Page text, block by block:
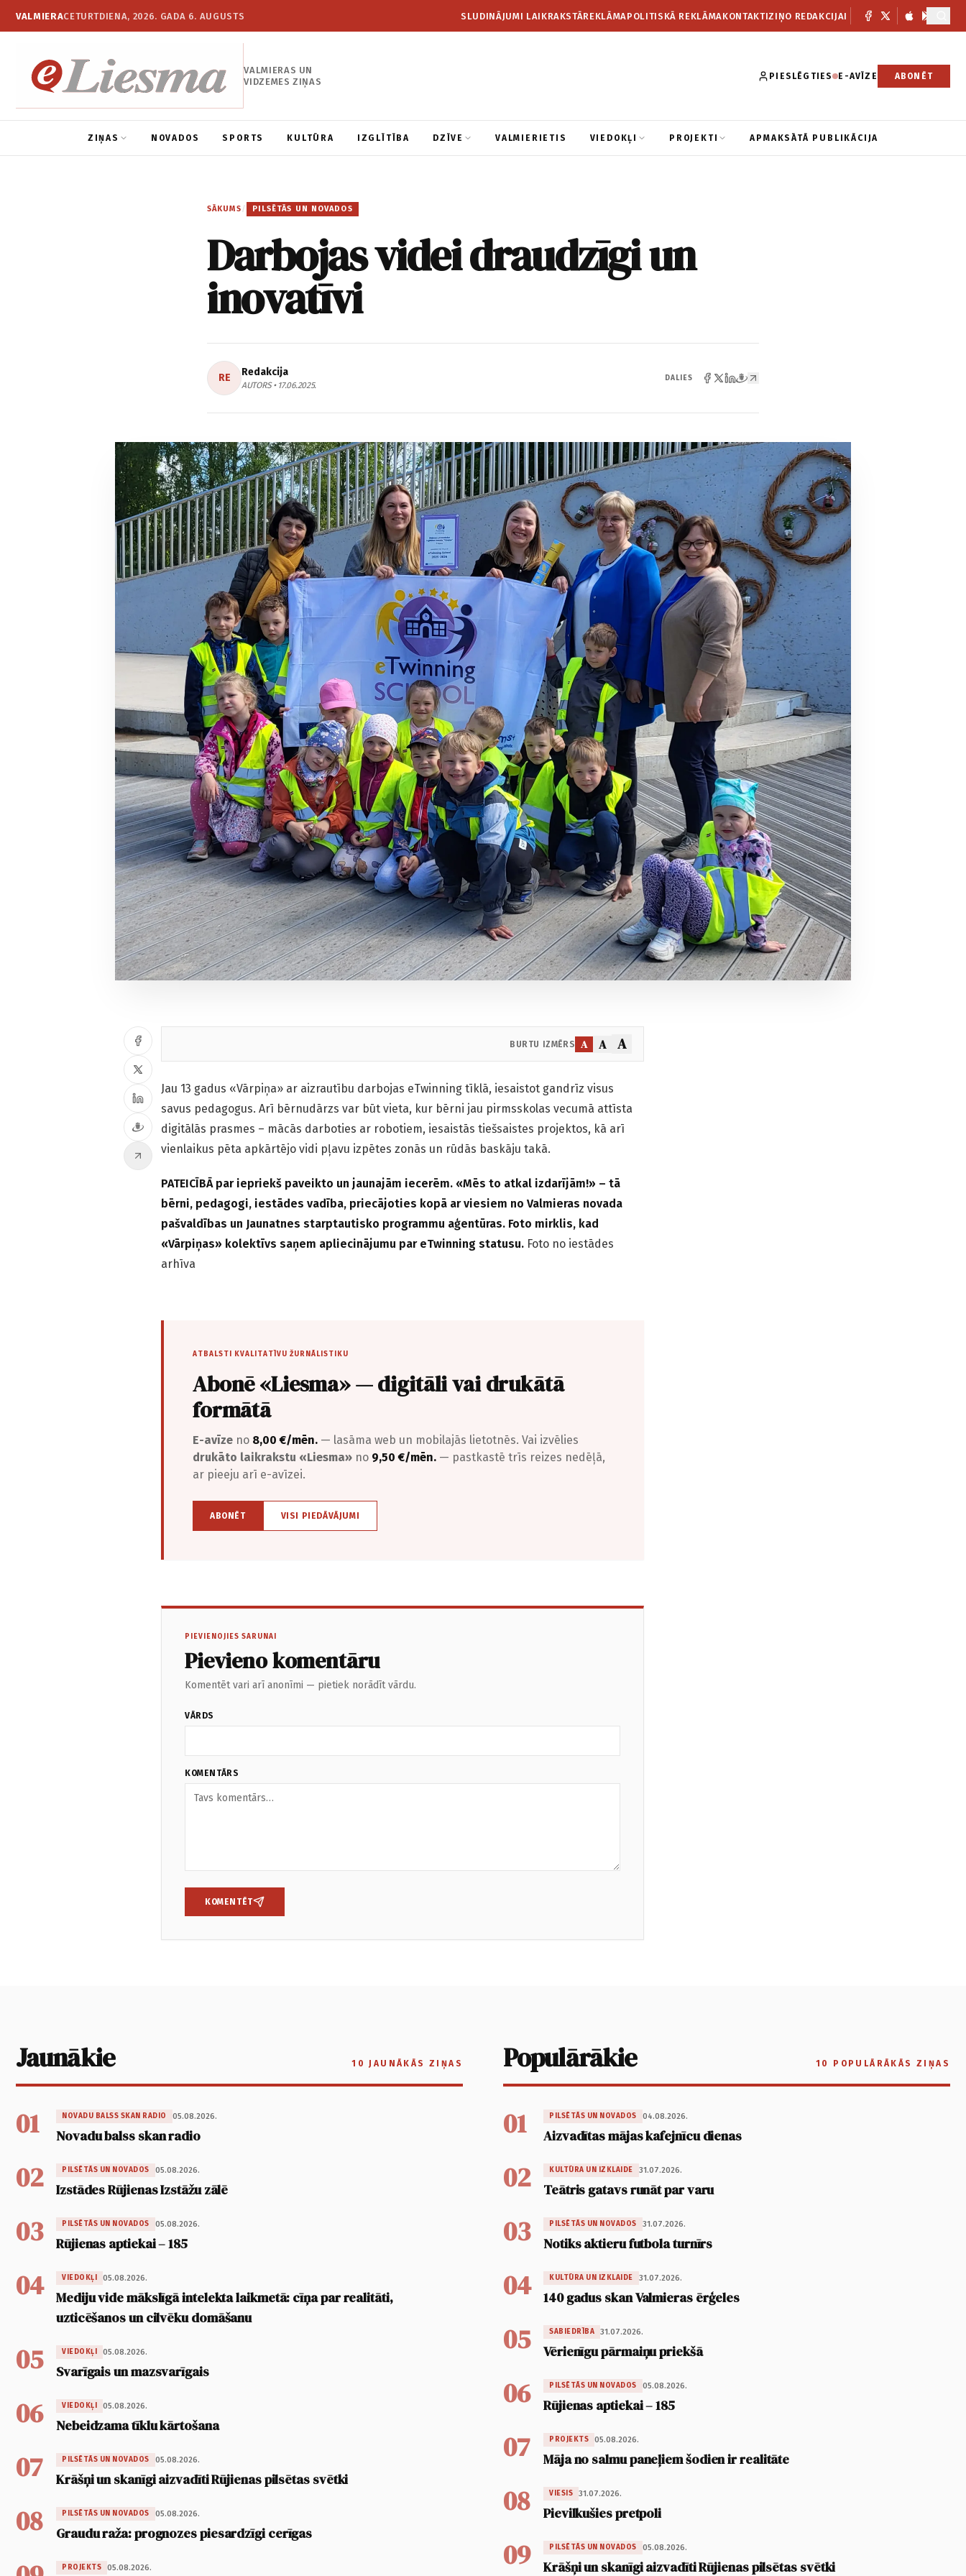
VALMIERACETURTDIENA, 2026. GADA 6. AUGUSTS SLUDINĀJUMI LAIKRAKSTĀREKLĀMAPOLITISKĀ REKLĀMAKONTAKTIZIŅO REDAKCIJAI
VALMIERAS UN
VIDZEMES ZIŅAS
PIESLĒGTIES E-AVĪZE ABONĒT
ZIŅAS NOVADOS SPORTS KULTŪRA IZGLĪTĪBA DZĪVE VALMIERIETIS VIEDOKĻI PROJEKTI APMAKSĀTĀ PUBLIKĀCIJA
SĀKUMS / PILSĒTĀS UN NOVADOS
Darbojas videi draudzīgi un
inovatīvi
RE Redakcija
AUTORS • 17.06.2025.
DALIES
BURTU IZMĒRS A A A
Jau 13 gadus «Vārpiņa» ar aizrautību darbojas eTwinning tīklā, iesaistot gandrīz visus
savus pedagogus. Arī bērnudārzs var būt vieta, kur bērni jau pirmsskolas vecumā attīsta
digitālās prasmes – mācās darboties ar robotiem, iesaistās tiešsaistes projektos, kā arī
vienlaikus pēta apkārtējo vidi pļavu izpētes zonās un rūdās baskāju takā.
PATEICĪBĀ par iepriekš paveikto un jaunajām iecerēm. «Mēs to atkal izdarījām!» – tā
bērni, pedagogi, iestādes vadība, priecājoties kopā ar viesiem no Valmieras novada
pašvaldības un Jaunatnes starptautisko programmu aģentūras. Foto mirklis, kad
«Vārpiņas» kolektīvs saņem apliecinājumu par eTwinning statusu. Foto no iestādes
arhīva
ATBALSTI KVALITATĪVU ŽURNĀLISTIKU
Abonē «Liesma» — digitāli vai drukātā
formātā
E-avīze no 8,00 €/mēn. — lasāma web un mobilajās lietotnēs. Vai izvēlies
drukāto laikrakstu «Liesma» no 9,50 €/mēn. — pastkastē trīs reizes nedēļā,
ar pieeju arī e-avīzei.
ABONĒT VISI PIEDĀVĀJUMI
PIEVIENOJIES SARUNAI
Pievieno komentāru
Komentēt vari arī anonīmi — pietiek norādīt vārdu.
VĀRDS
KOMENTĀRS
KOMENTĒT
Jaunākie 10 JAUNĀKĀS ZIŅAS
01 NOVADU BALSS SKAN RADIO 05.08.2026.
Novadu balss skan radio
02 PILSĒTĀS UN NOVADOS 05.08.2026.
Izstādes Rūjienas Izstāžu zālē
03 PILSĒTĀS UN NOVADOS 05.08.2026.
Rūjienas aptiekai – 185
04 VIEDOKĻI 05.08.2026.
Mediju vide mākslīgā intelekta laikmetā: cīņa par realitāti,
uzticēšanos un cilvēku domāšanu
05 VIEDOKĻI 05.08.2026.
Svarīgais un mazsvarīgais
06 VIEDOKĻI 05.08.2026.
Nebeidzama tīklu kārtošana
07 PILSĒTĀS UN NOVADOS 05.08.2026.
Krāšņi un skanīgi aizvadīti Rūjienas pilsētas svētki
08 PILSĒTĀS UN NOVADOS 05.08.2026.
Graudu raža: prognozes piesardzīgi cerīgas
PROJEKTS 05.08.2026.
Populārākie 10 POPULĀRĀKĀS ZIŅAS
01 PILSĒTĀS UN NOVADOS 04.08.2026.
Aizvadītas mājas kafejnīcu dienas
02 KULTŪRA UN IZKLAIDE 31.07.2026.
Teātris gatavs runāt par varu
03 PILSĒTĀS UN NOVADOS 31.07.2026.
Notiks aktieru futbola turnīrs
04 KULTŪRA UN IZKLAIDE 31.07.2026.
140 gadus skan Valmieras ērģeles
05 SABIEDRĪBA 31.07.2026.
Vērienīgu pārmaiņu priekšā
06 PILSĒTĀS UN NOVADOS 05.08.2026.
Rūjienas aptiekai – 185
07 PROJEKTS 05.08.2026.
Māja no salmu paneļiem šodien ir realitāte
08 VIESIS 31.07.2026.
Pievilkušies pretpoli
09 PILSĒTĀS UN NOVADOS 05.08.2026.
Krāšņi un skanīgi aizvadīti Rūjienas pilsētas svētki